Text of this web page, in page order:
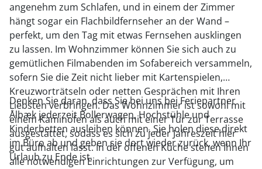
angenehm zum Schlafen, und in einem der Zimmer
hängt sogar ein Flachbildfernseher an der Wand –
perfekt, um den Tag mit etwas Fernsehen ausklingen
zu lassen. Im Wohnzimmer können Sie sich auch zu
gemütlichen Filmabenden im Sofabereich versammeln,
sofern Sie die Zeit nicht lieber mit Kartenspielen,
Kreuzworträtseln oder netten Gesprächen mit Ihren
Liebsten verbringen. Das Wohnzimmer ist sowohl mit
einem Kaminofen als auch mit einer Tür zur Terrasse
ausgestattet, sodass es sich zu jeder Jahreszeit hier
gut aufhalten lässt. In der offenen Küche stehen Ihnen
alle notwendigen Einrichtungen zur Verfügung, um
Denken Sie daran, dass Sie bei uns bei Feriepartner
Ålbæk jederzeit Bollerwagen, Hochstühle und
Kinderbetten ausleihen können. Sie holen diese direkt
im Büro ab und geben sie dort wieder zurück, wenn Ihr
Urlaub zu Ende ist.